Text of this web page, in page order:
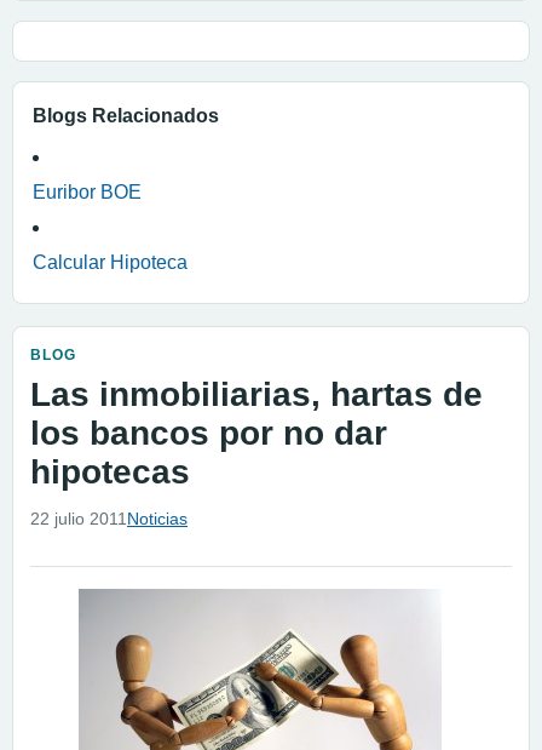
Blogs Relacionados
Euribor BOE
Calcular Hipoteca
BLOG
Las inmobiliarias, hartas de
los bancos por no dar
hipotecas
22 julio 2011 Noticias